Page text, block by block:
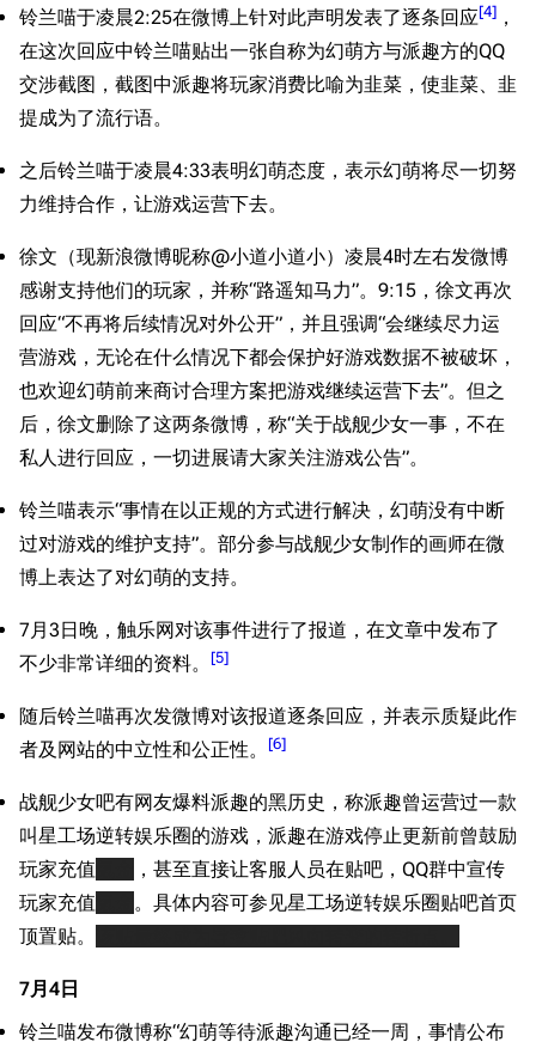
铃兰喵于凌晨2:25在微博上针对此声明发表了逐条回应[4] ，
在这次回应中铃兰喵贴出一张自称为幻萌方与派趣方的QQ
交涉截图，截图中派趣将玩家消费比喻为韭菜，使韭菜、韭
提成为了流行语。
之后铃兰喵于凌晨4:33表明幻萌态度，表示幻萌将尽一切努
力维持合作，让游戏运营下去。
徐文（现新浪微博昵称@小道小道小）凌晨4时左右发微博
感谢支持他们的玩家，并称“路遥知马力”。9:15，徐文再次
回应“不再将后续情况对外公开”，并且强调“会继续尽力运
营游戏，无论在什么情况下都会保护好游戏数据不被破坏，
也欢迎幻萌前来商讨合理方案把游戏继续运营下去”。但之
后，徐文删除了这两条微博，称“关于战舰少女一事，不在
私人进行回应，一切进展请大家关注游戏公告”。
铃兰喵表示“事情在以正规的方式进行解决，幻萌没有中断
过对游戏的维护支持”。部分参与战舰少女制作的画师在微
博上表达了对幻萌的支持。
7月3日晚，触乐网对该事件进行了报道，在文章中发布了
不少非常详细的资料。
[5]
随后铃兰喵再次发微博对该报道逐条回应，并表示质疑此作
者及网站的中立性和公正性。
[6]
战舰少女吧有网友爆料派趣的黑历史，称派趣曾运营过一款
叫星工场逆转娱乐圈的游戏，派趣在游戏停止更新前曾鼓励
玩家充值
，甚至直接让客服人员在贴吧，QQ群中宣传
玩家充值
。具体内容可参见星工场逆转娱乐圈贴吧首页
顶置贴。
7月4日
铃兰喵发布微博称“幻萌等待派趣沟通已经一周，事情公布